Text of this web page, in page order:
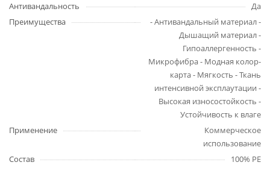
Антивандальность
Да
Преимущества
- Антивандальный материал -
Дышащий материал -
Гипоаллергенность -
Микрофибра - Модная колор-
карта - Мягкость - Ткань
интенсивной эксплаутации -
Высокая износостойкость -
Устойчивость к влаге
Применение
Коммерческое
использование
Состав
100% PE